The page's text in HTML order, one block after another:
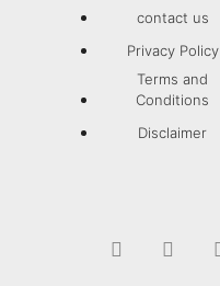
contact us
Privacy Policy
Terms and
Conditions
Disclaimer